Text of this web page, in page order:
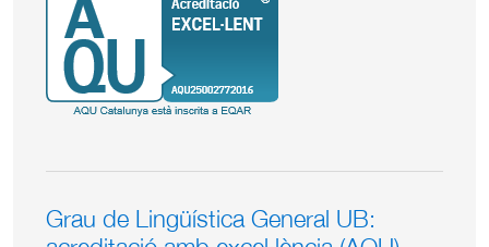
Grau de Lingüística General UB: